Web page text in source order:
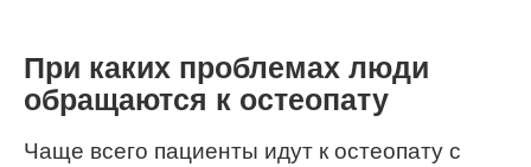
При каких проблемах люди
обращаются к остеопату
Чаще всего пациенты идут к остеопату с